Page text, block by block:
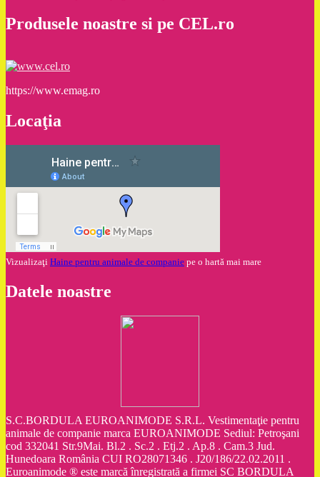
Produsele noastre si pe CEL.ro
https://www.emag.ro
Locaţia
Vizualizaţi Haine pentru animale de companie pe o hartă mai mare
Datele noastre
S.C.BORDULA EUROANIMODE S.R.L. Vestimentaţie pentru
animale de companie marca EUROANIMODE Sediul: Petroşani
cod 332041 Str.9Mai. Bl.2 . Sc.2 . Etj.2 . Ap.8 . Cam.3 Jud.
Hunedoara România CUI RO28071346 . J20/186/22.02.2011 .
Euroanimode ® este marcă înregistrată a firmei SC BORDULA